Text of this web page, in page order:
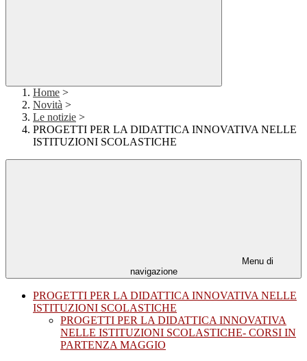
Home >
Novità >
Le notizie >
PROGETTI PER LA DIDATTICA INNOVATIVA NELLE
ISTITUZIONI SCOLASTICHE
Menu di
navigazione
PROGETTI PER LA DIDATTICA INNOVATIVA NELLE
ISTITUZIONI SCOLASTICHE
PROGETTI PER LA DIDATTICA INNOVATIVA
NELLE ISTITUZIONI SCOLASTICHE- CORSI IN
PARTENZA MAGGIO